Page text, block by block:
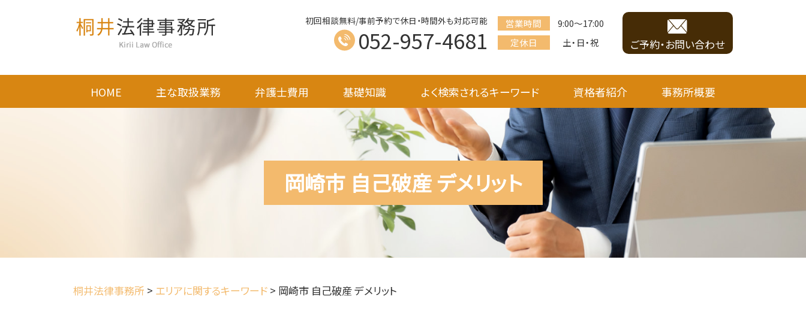
岡崎市 自己破産 デメリット
初回相談無料/事前予約で休日・時間外も対応可能
052-957-4681
営業時間
9:00～17:00
定休日
土・日・祝 ご予約・お問い合わせ
HOME 主な取扱業務 弁護士費用 基礎知識 よく検索されるキーワード 資格者紹介 事務所概要
桐井法律事務所 > エリアに関するキーワード > 岡崎市 自己破産 デメリット